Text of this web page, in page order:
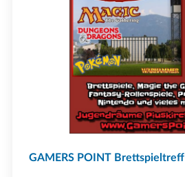
GAMERS POINT Brettspieltreff